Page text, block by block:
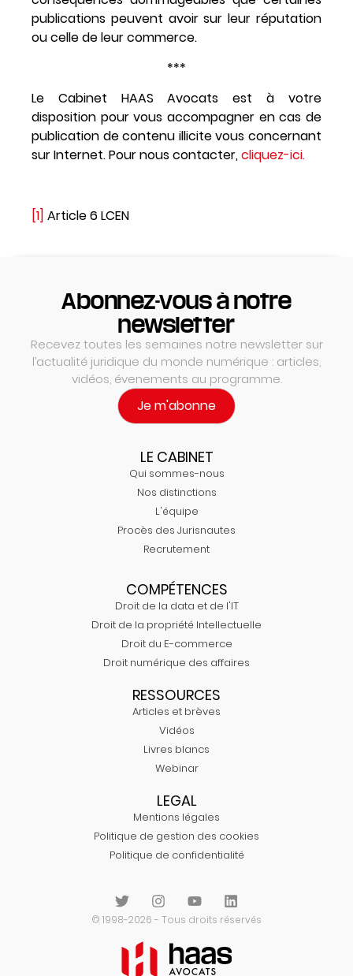
publications peuvent avoir sur leur réputation
ou celle de leur commerce.
***
Le Cabinet HAAS Avocats est à votre
disposition pour vous accompagner en cas de
publication de contenu illicite vous concernant
sur Internet. Pour nous contacter,cliquez-ici.
[1] Article 6 LCEN
Abonnez-vous à notre
newsletter
Recevez toutes les semaines notre newsletter sur
l’actualité juridique du monde numérique : articles,
vidéos, évenements au programme.
Je m'abonne
LE CABINET
Qui sommes-nous
Nos distinctions
L'équipe
Procès des Jurisnautes
Recrutement
COMPÉTENCES
Droit de la data et de l'IT
Droit de la propriété Intellectuelle
Droit du E-commerce
Droit numérique des affaires
RESSOURCES
Articles et brèves
Vidéos
Livres blancs
Webinar
LEGAL
Mentions légales
Politique de gestion des cookies
Politique de confidentialité
© 1998-2026 - Tous droits réservés